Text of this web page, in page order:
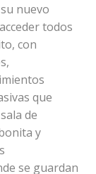
nuevo
todos
con
que
de
y
se guardan